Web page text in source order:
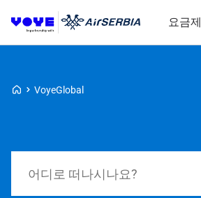
요금제
Voye Homepage
VoyeGlobal